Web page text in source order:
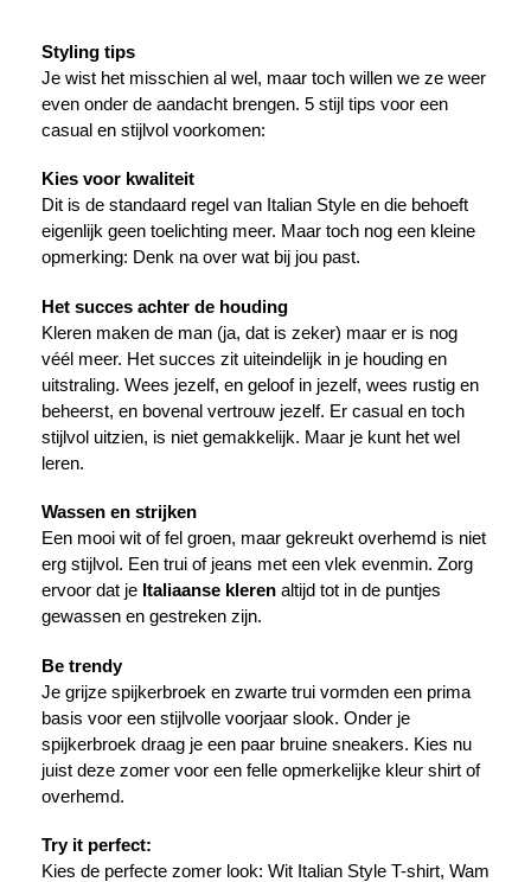
Styling tips
Je wist het misschien al wel, maar toch willen we ze weer
even onder de aandacht brengen. 5 stijl tips voor een
casual en stijlvol voorkomen:
Kies voor kwaliteit
Dit is de standaard regel van Italian Style en die behoeft
eigenlijk geen toelichting meer. Maar toch nog een kleine
opmerking: Denk na over wat bij jou past.
Het succes achter de houding
Kleren maken de man (ja, dat is zeker) maar er is nog
véél meer. Het succes zit uiteindelijk in je houding en
uitstraling. Wees jezelf, en geloof in jezelf, wees rustig en
beheerst, en bovenal vertrouw jezelf. Er casual en toch
stijlvol uitzien, is niet gemakkelijk. Maar je kunt het wel
leren.
Wassen en strijken
Een mooi wit of fel groen, maar gekreukt overhemd is niet
erg stijlvol. Een trui of jeans met een vlek evenmin. Zorg
ervoor dat je Italiaanse kleren altijd tot in de puntjes
gewassen en gestreken zijn.
Be trendy
Je grijze spijkerbroek en zwarte trui vormden een prima
basis voor een stijlvolle voorjaar slook. Onder je
spijkerbroek draag je een paar bruine sneakers. Kies nu
juist deze zomer voor een felle opmerkelijke kleur shirt of
overhemd.
Try it perfect:
Kies de perfecte zomer look: Wit Italian Style T-shirt, Wam